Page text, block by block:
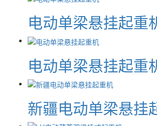
电动单梁悬挂起重
电动单梁悬挂起重
新疆电动单梁悬挂